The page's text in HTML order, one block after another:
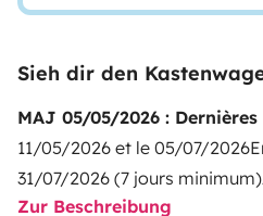
Sieh dir den
MAJ 05/05/2026 :
11/05/2026 et le 05/07/2026
31/07/2026 (7 jours minimum)
confort avant tout !
Zur Beschreibung